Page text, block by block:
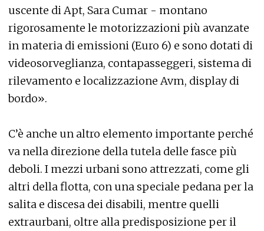
uscente di Apt, Sara Cumar - montano
rigorosamente le motorizzazioni più avanzate
in materia di emissioni (Euro 6) e sono dotati di
videosorveglianza, contapasseggeri, sistema di
rilevamento e localizzazione Avm, display di
bordo».
C’è anche un altro elemento importante perché
va nella direzione della tutela delle fasce più
deboli. I mezzi urbani sono attrezzati, come gli
altri della flotta, con una speciale pedana per la
salita e discesa dei disabili, mentre quelli
extraurbani, oltre alla predisposizione per il